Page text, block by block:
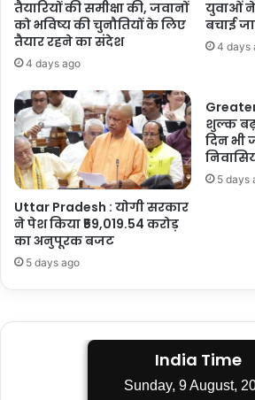
तैयारियों की समीक्षा की, जवानों
को भविष्य की चुनौतियों के लिए
तैयार रहने का संदेश
4 days ago
युवाओं
बचाई
4 days
Uttar Pradesh : योगी सरकार
ने पेश किया ₹59,019.54 करोड़
का अनुपूरक बजट
5 days ago
शुल्क
दिन भी
5 days
India Time
Sunday, 9 August,